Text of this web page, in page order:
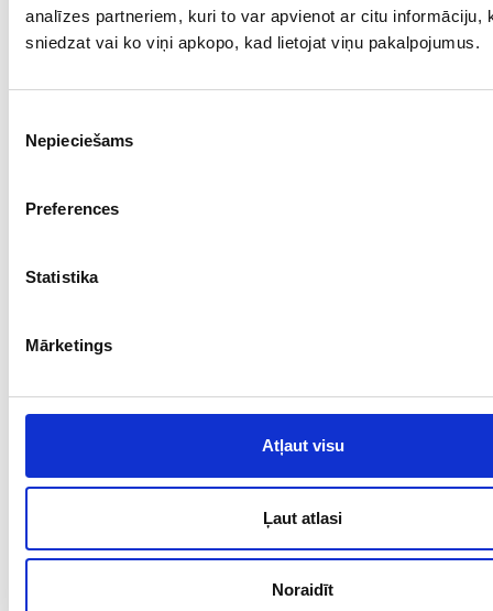
analīzes partneriem, kuri to var apvienot ar citu informāciju,
sniedzat vai ko viņi apkopo, kad lietojat viņu pakalpojumus.
izvēle
Nepieciešams
Preferences
Statistika
Mārketings
Atļaut visu
Ļaut atlasi
Noraidīt